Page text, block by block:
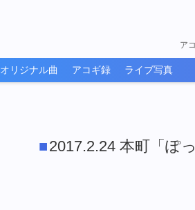
ア
オリジナル曲 アコギ録 ライブ写真
2017.2.24 本町「ぽ